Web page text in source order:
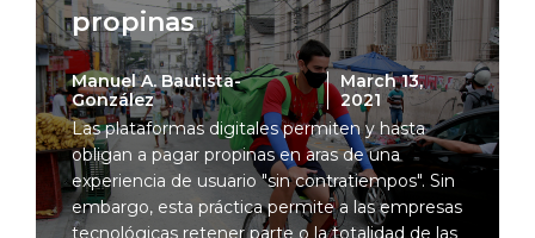
propinas
Manuel A. Bautista-
González
March 13,
2021
Las plataformas digitales permiten y hasta
obligan a pagar propinas en aras de una
experiencia de usuario "sin contratiempos". Sin
embargo, esta práctica permite a las empresas
tecnológicas retener parte o la totalidad de las